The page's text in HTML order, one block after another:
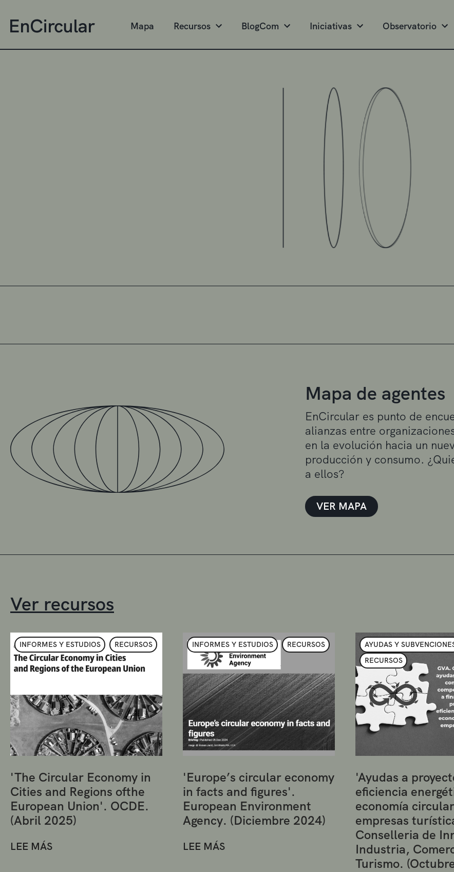
Mapa Recursos BlogCom Iniciativas Observatorio
Mapa de agentes
EnCircular es punto de
alianzas entre
en la evolución hacia un
producción y consumo.
a ellos?
VER MAPA
Ver recursos
INFORMES Y ESTUDIOS RECURSOS
'The Circular Economy in
Cities and Regions ofthe
European Union'. OCDE.
(Abril 2025)
LEE MÁS
INFORMES Y ESTUDIOS RECURSOS
'Europe’s circular economy
in facts and figures'.
European Environment
Agency. (Diciembre 2024)
LEE MÁS
AYUDAS Y
RECURSOS
'Ayudas a
eficiencia
economía
empresas
Conselleria de
Industria,
Turismo.